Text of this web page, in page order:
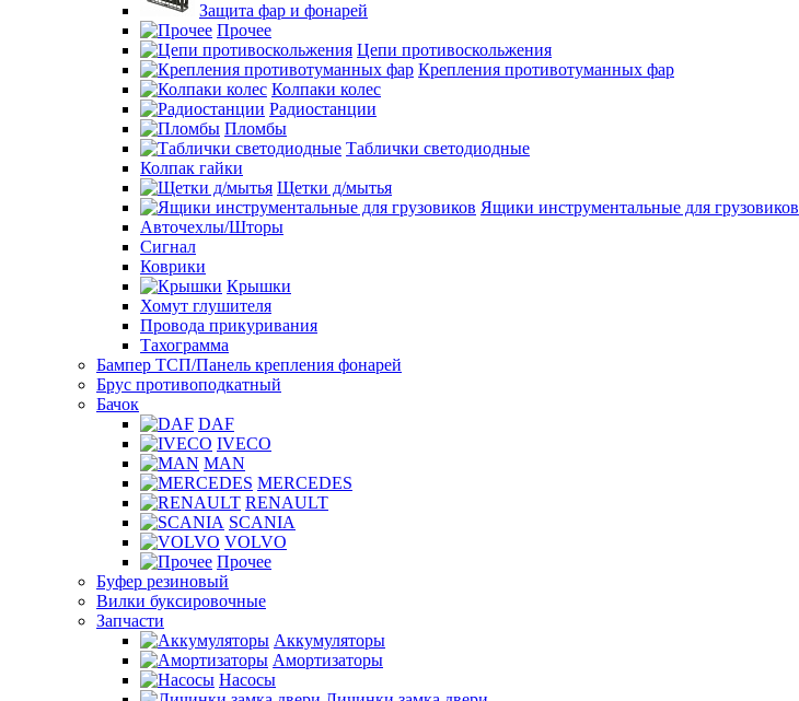
Защита фар и фонарей
Прочее
Цепи противоскольжения
Крепления противотуманных фар
Колпаки колес
Радиостанции
Пломбы
Таблички светодиодные
Колпак гайки
Щетки д/мытья
Ящики инструментальные для грузовиков
Авточехлы/Шторы
Сигнал
Коврики
Крышки
Хомут глушителя
Провода прикуривания
Тахограмма
Бампер ТСП/Панель крепления фонарей
Брус противоподкатный
Бачок
DAF
IVECO
MAN
MERCEDES
RENAULT
SCANIA
VOLVO
Прочее
Буфер резиновый
Вилки буксировочные
Запчасти
Аккумуляторы
Амортизаторы
Насосы